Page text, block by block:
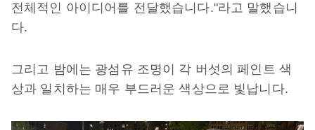
전체적인 아이디어를 전달했습니다."라고 말했습니
다.
그리고 밤에는 광섬유 조명이 각 버섯의 페인트 색
상과 일치하는 매우 부드러운 색상으로 빛납니다.